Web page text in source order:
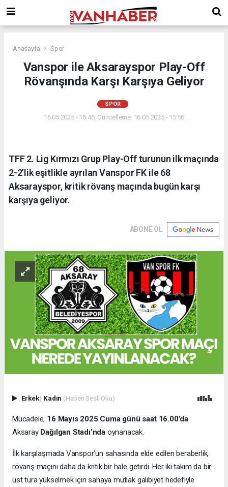
Anasayfa Spor
Vanspor ile Aksarayspor Play-Off
Rövanşında Karşı Karşıya Geliyor
SPOR
16.05.2025 - 15:46, Güncelleme: 16.05.2025 - 15:56
TFF 2. Lig Kırmızı Grup Play-Off turunun ilk maçında
2-2’lik eşitlikle ayrılan Vanspor FK ile 68
Aksarayspor, kritik rövanş maçında bugün karşı
karşıya geliyor.
ABONE OL
Erkek| Kadın (Haberi Sesli Oku)
Mücadele, 16 Mayıs 2025 Cuma günü saat 16.00’da
Aksaray Dağılgan Stadı’nda oynanacak.
İlk karşılaşmada Vanspor’un sahasında elde edilen beraberlik,
rövanş maçını daha da kritik bir hale getirdi. Her iki takım da bir
üst tura yükselmek için sahaya mutlak galibiyet hedefiyle